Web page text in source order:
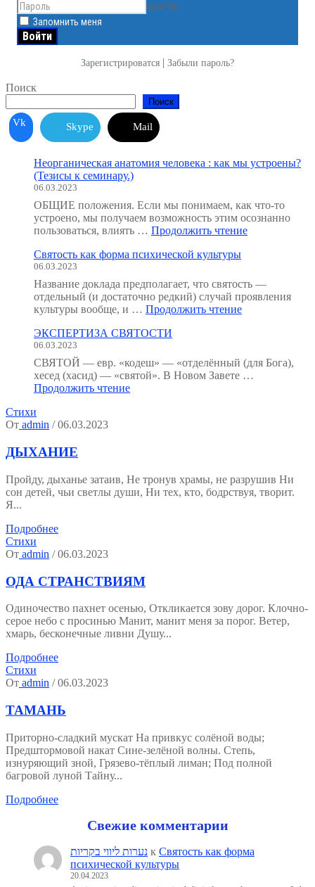
visibility
Запомнить меня
Зарегистрироватся | Забыли пароль?
Поиск
Поиск
Vk Skype Mail
Неорганическая анатомия человека : как мы устроены?
(Тезисы к семинару.)
06.03.2023
ОБЩИЕ положения. Если мы понимаем, как что-то
устроено, мы получаем возможность этим осознанно
пользоваться, влиять … Продолжить чтение
как
мы
Святость как форма психической культуры
06.03.2023
Название доклада предполагает, что святость —
отдельный (и достаточно редкий) случай проявления
культуры вообще, и … Продолжить чтение"Святость
культуры"
ЭКСПЕРТИЗА СВЯТОСТИ
06.03.2023
СВЯТОЙ — евр. «кодеш» — «отделённый (для Бога),
хесед (хасид) — «святой». В Новом Завете …
Продолжить чтение"ЭКСПЕРТИЗА
Стихи
От admin / 06.03.2023
ДЫХАНИЕ
Пройду, дыханье затаив, Не тронув храмы, не разрушив Ни
сон детей, чьи светлы души, Ни тех, кто, бодрствуя, творит.
Я...
Подробнее
Стихи
От admin / 06.03.2023
ОДА СТРАНСТВИЯМ
Одиночество пахнет осенью, Откликается зову дорог. Клочно-
серое небо с просинью Манит, манит меня за порог. Ветер,
хмарь, бесконечные ливни Душу...
Подробнее
Стихи
От admin / 06.03.2023
ТАМАНЬ
Приторно-сладкий мускат На привкус солёной воды;
Предштормовой накат Сине-зелёной волны. Степь,
изнуряющий зной, Грязево-тёплый лиман; Под полной
багровой луной Тайну...
Подробнее
Свежие комментарии
נערות ליווי בקריות к Святость как форма
психической культуры
20.04.2023